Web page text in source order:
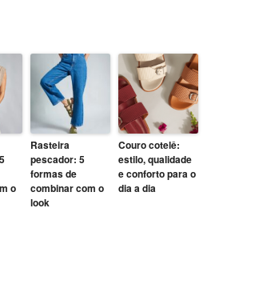
o
Rasteira
pescador: 5
formas de
combinar com o
look
Couro cotelê:
estilo, qualidade
e conforto para o
dia a dia